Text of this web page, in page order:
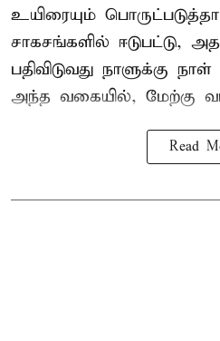
உயிரையும்
சாகசங்களில் ஈடுபட்டு,
பதிவிடுவது நாளுக்கு நாள்
அந்த வகையில், மேற்கு
Read